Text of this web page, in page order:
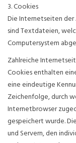
3. Cookies
Die Internetseiten
sind Textdateien,
Computersystem
Zahlreiche
Cookies enthalten
eine eindeutige
Zeichenfolge, durch
Internetbrowser
gespeichert wurde.
und Servern, den